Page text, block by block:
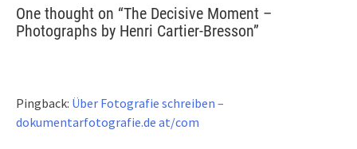
One thought on “The Decisive Moment –
Photographs by Henri Cartier-Bresson”
Pingback: Über Fotografie schreiben –
dokumentarfotografie.de at/com